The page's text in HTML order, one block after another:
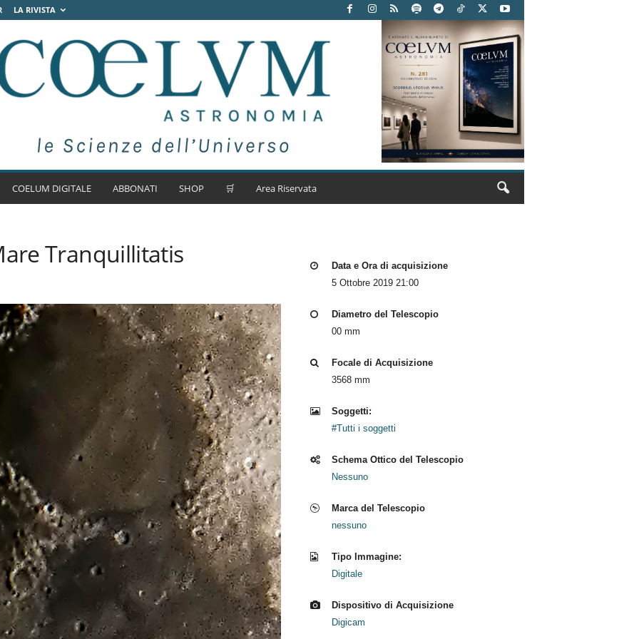
LA RIVISTA
COELUM DIGITALE ABBONATI SHOP 🛒 Area Riservata
Tranquillitatis
Data e Ora di acquisizione
5 Ottobre 2019 21:00
Diametro del Telescopio
00 mm
Focale di Acquisizione
3568 mm
Soggetti:
#Tutti i soggetti
Schema Ottico del Telescopio
Nessuno
Marca del Telescopio
nessuno
Tipo Immagine:
Digitale
Dispositivo di Acquisizione
Digicam